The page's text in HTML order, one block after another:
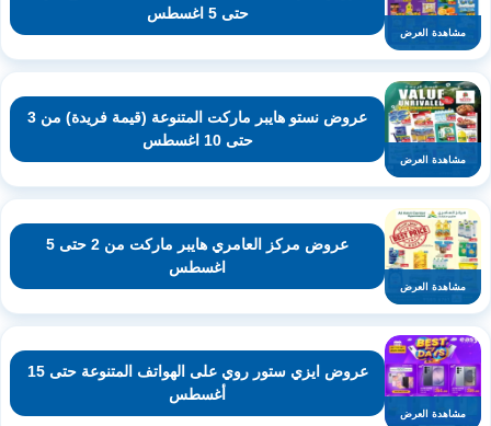
مشاهدة العرض
حتى 5 اغسطس
مشاهدة العرض
عروض نستو هايبر ماركت المتنوعة (قيمة فريدة) من 3
حتى 10 اغسطس
مشاهدة العرض
عروض مركز العامري هايبر ماركت من 2 حتى 5
اغسطس
مشاهدة العرض
عروض ايزي ستور روي على الهواتف المتنوعة حتى 15
أغسطس